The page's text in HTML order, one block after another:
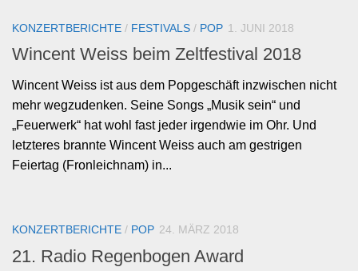
KONZERTBERICHTE / FESTIVALS / POP 1. JUNI 2018
Wincent Weiss beim Zeltfestival 2018
Wincent Weiss ist aus dem Popgeschäft inzwischen nicht
mehr wegzudenken. Seine Songs „Musik sein“ und
„Feuerwerk“ hat wohl fast jeder irgendwie im Ohr. Und
letzteres brannte Wincent Weiss auch am gestrigen
Feiertag (Fronleichnam) in...
KONZERTBERICHTE / POP 24. MÄRZ 2018
21. Radio Regenbogen Award